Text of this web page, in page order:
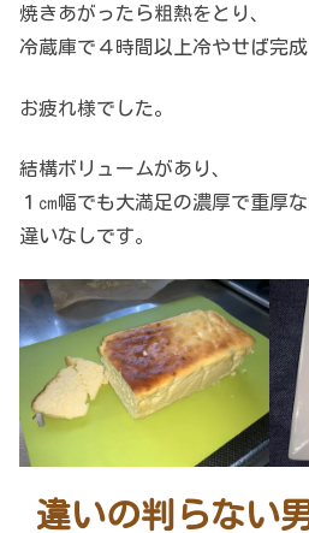
焼きあがったら粗熱をとり、
冷蔵庫で４時間以上冷やせば完成
お疲れ様でした。
結構ボリュームがあり、
１㎝幅でも大満足の濃厚で重厚
違いなしです。
違いの判らない